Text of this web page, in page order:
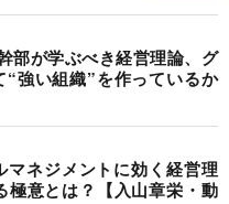
部が学ぶべき経営理論、グ
強い組織”を作っているか
ネジメントに効く経営理
極意とは？【入山章栄・動